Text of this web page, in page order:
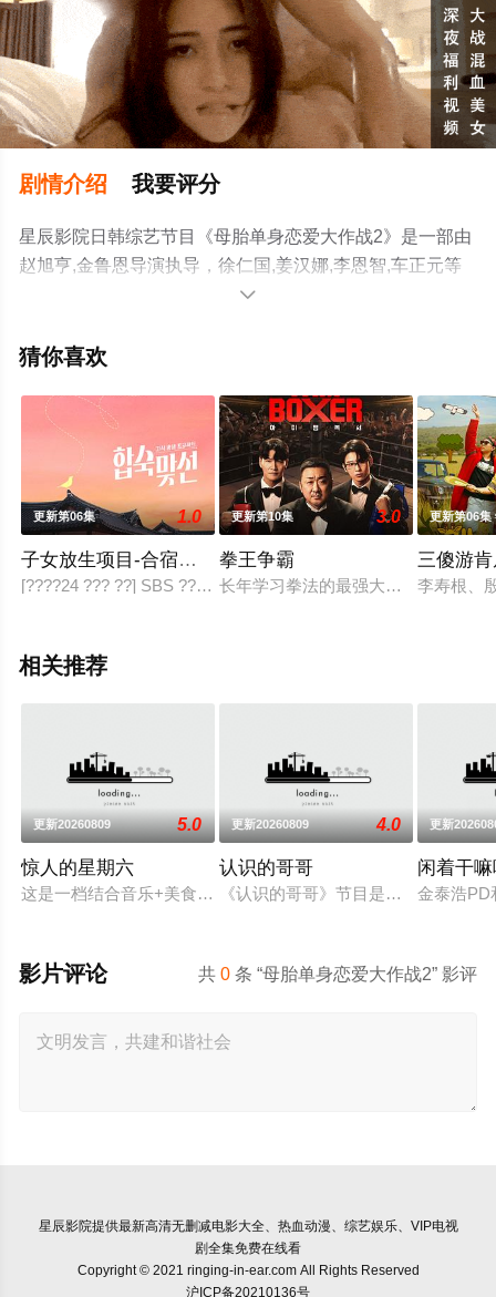
剧情介绍 我要评分
星辰影院日韩综艺节目《母胎单身恋爱大作战2》是一部由
赵旭亨,金鲁恩导演执导，徐仁国,姜汉娜,李恩智,车正元等
演员精彩演绎的韩国综艺，手机免费观看高清未删减完整
综艺、电视猫或剧情网等平台了解。

猜你喜欢
更新第06集 1.0
子女放生项目-合宿相亲
[????24 ??? ??] SBS ?? ??? ?? ???? '???? ????-????'? MC?
更新第10集 3.0
拳王争霸
长年学习拳法的最强大叔马东石亲自
更新第06集
三傻游
李寿根、
相关推荐
更新20260809 5.0
惊人的星期六
这是一档结合音乐+美食+答题的新综艺。由申东烨、SHINee
更新20260809 4.0
认识的哥哥
《认识的哥哥》节目是根据主题不
更新
闲着干
金泰浩PD
共0 条 “母胎单身恋爱大作战2” 影评
影片评论
星辰影院提供最新高清无删减电影大全、热血动漫、综艺娱乐、VIP电视
剧全集免费在线看
Copyright © 2021 ringing-in-ear.com All Rights Reserved
沪ICP备20210136号